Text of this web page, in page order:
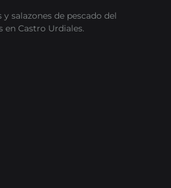
salazones de pescado del
en Castro Urdiales.